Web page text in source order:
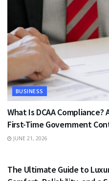
BUSINESS
What Is DCAA
First-Time Government
JUNE 21, 2026
The Ultimate Guide to